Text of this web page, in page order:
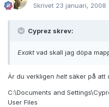
Skrivet 23 januari, 2008
Cyprez skrev:
Exaktvad skall jag döpa
Är du verkligen heltsäker på att
C:\Documents and
User Files